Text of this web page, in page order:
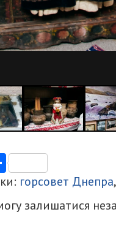
Поділитися
горсовет Днепра,
залишатися